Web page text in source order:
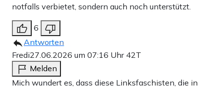
notfalls verbietet, sondern auch noch unterstützt.
6
Antworten
Fredi27.06.2026 um 07:16 Uhr 42T
Melden
Mich wundert es, dass diese Linksfaschisten, die in